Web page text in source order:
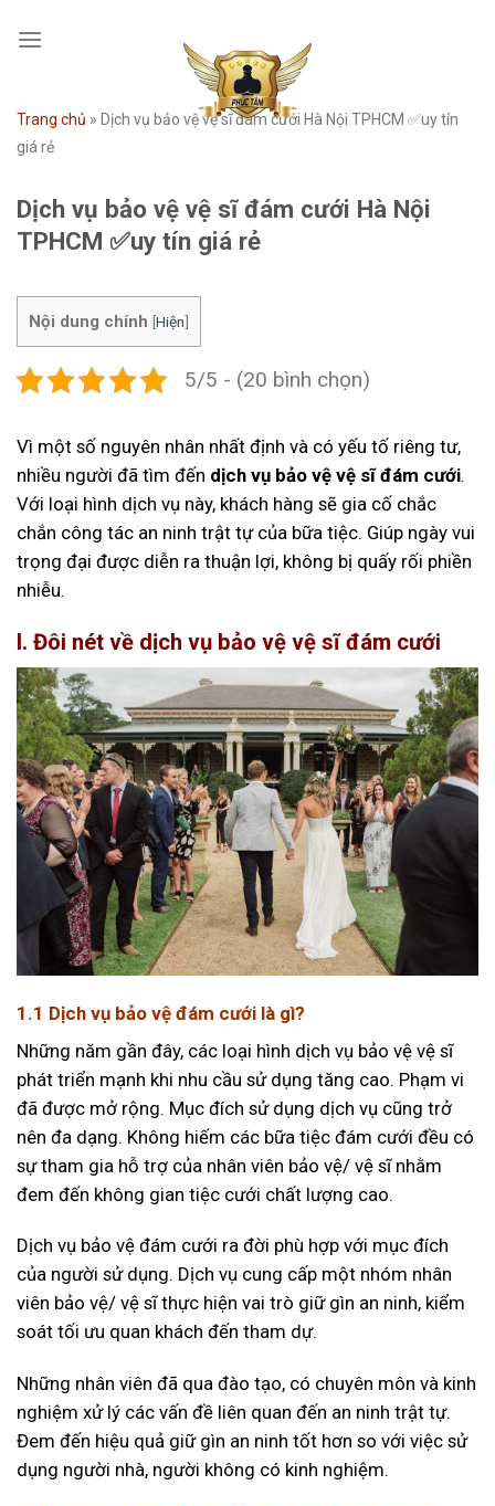
Trang chủ » Dịch vụ bảo vệ vệ sĩ đám cưới Hà Nội TPHCM ✅uy tín
giá rẻ
Dịch vụ bảo vệ vệ sĩ đám cưới Hà Nội
TPHCM ✅uy tín giá rẻ
Nội dung chính [Hiện]
5/5 - (20 bình chọn)
Vì một số nguyên nhân nhất định và có yếu tố riêng tư,
nhiều người đã tìm đến dịch vụ bảo vệ vệ sĩ đám cưới.
Với loại hình dịch vụ này, khách hàng sẽ gia cố chắc
chắn công tác an ninh trật tự của bữa tiệc. Giúp ngày vui
trọng đại được diễn ra thuận lợi, không bị quấy rối phiền
nhiễu.
I. Đôi nét về dịch vụ bảo vệ vệ sĩ đám cưới
1.1 Dịch vụ bảo vệ đám cưới là gì?
Những năm gần đây, các loại hình dịch vụ bảo vệ vệ sĩ
phát triển mạnh khi nhu cầu sử dụng tăng cao. Phạm vi
đã được mở rộng. Mục đích sử dụng dịch vụ cũng trở
nên đa dạng. Không hiếm các bữa tiệc đám cưới đều có
sự tham gia hỗ trợ của nhân viên bảo vệ/ vệ sĩ nhằm
đem đến không gian tiệc cưới chất lượng cao.
Dịch vụ bảo vệ đám cưới ra đời phù hợp với mục đích
của người sử dụng. Dịch vụ cung cấp một nhóm nhân
viên bảo vệ/ vệ sĩ thực hiện vai trò giữ gìn an ninh, kiểm
soát tối ưu quan khách đến tham dự.
Những nhân viên đã qua đào tạo, có chuyên môn và kinh
nghiệm xử lý các vấn đề liên quan đến an ninh trật tự.
Đem đến hiệu quả giữ gìn an ninh tốt hơn so với việc sử
dụng người nhà, người không có kinh nghiệm.